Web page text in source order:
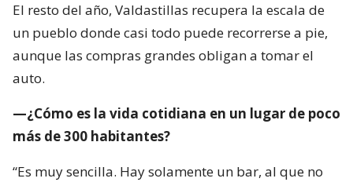
El resto del año, Valdastillas recupera la escala de
un pueblo donde casi todo puede recorrerse a pie,
aunque las compras grandes obligan a tomar el
auto.
—¿Cómo es la vida cotidiana en un lugar de poco
más de 300 habitantes?
“Es muy sencilla. Hay solamente un bar, al que no